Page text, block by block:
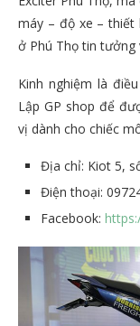
máy – độ xe –
ở Phú Thọ tin tưởng
Kinh nghiệm là
Lập GP shop để
vị dành cho chiếc
Địa chỉ: Kiot 5,
Điện thoại:
Facebook: